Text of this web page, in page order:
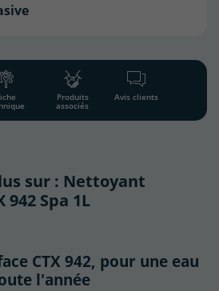
Produits
associés
Avis clients
sur : Nettoyant
942 Spa 1L
CTX 942, pour une eau
l'année